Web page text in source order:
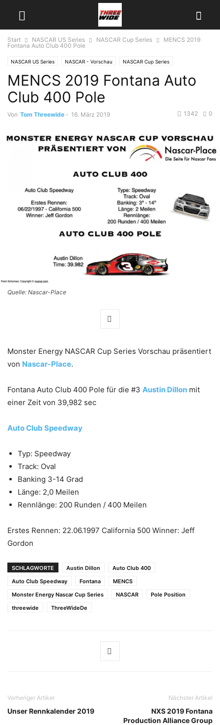
Start NASCAR US Series NASCAR Cup Series
MENCS 2019
Fontana Auto Club 400 Pole
NASCAR US Series NASCAR - Vorschau NASCAR Cup Series
MENCS 2019 Fontana Auto
Club 400 Pole
Von Tom Threewide - 16. März 2019 0
1342
Quelle: Nascar-Place
Monster Energy NASCAR Cup Series Vorschau präsentiert
von Nascar-Place.
Fontana Auto Club 400 Pole für die #3 Austin Dillon mit
einer Zeit von 39,982 sec
Auto Club Speedway
Typ: Speedway
Track: Oval
Banking 3-14 Grad
Länge: 2,0 Meilen
Rennlänge: 200 Runden / 400 Meilen
Erstes Rennen: 22.06.1997 California 500 Winner: Jeff
Gordon
SCHLAGWORTE Austin Dillon
Auto Club 400
Auto Club Speedway
Fontana
MENCS
Monster Energy Nascar Cup Series
NASCAR
Pole Position
threewide
ThreeWideDe
Vorheriger Artikel
Unser Rennkalender 2019
Nächster Artikel
NXS 2019 Fontana
Production Alliance Group